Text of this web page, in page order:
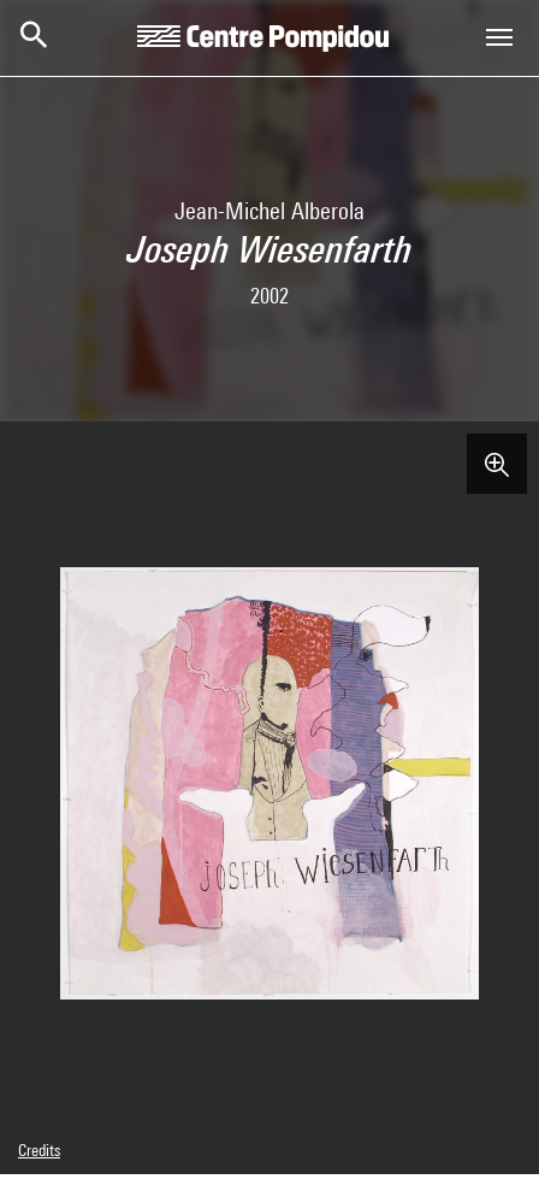
Jean-Michel Alberola
Joseph Wiesenfarth
2002
Credits
© Adagp, Paris